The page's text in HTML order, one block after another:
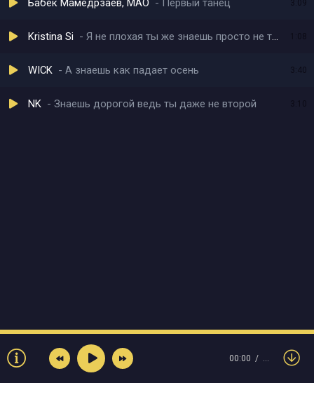
Бабек Мамедрзаев, MAO Первый танец 3:09
Kristina Si Я не плохая ты же знаешь просто не твоя (sped up)
WICK А знаешь как падает осень 3:40
NK Знаешь дорогой ведь ты даже не второй
00:00 …